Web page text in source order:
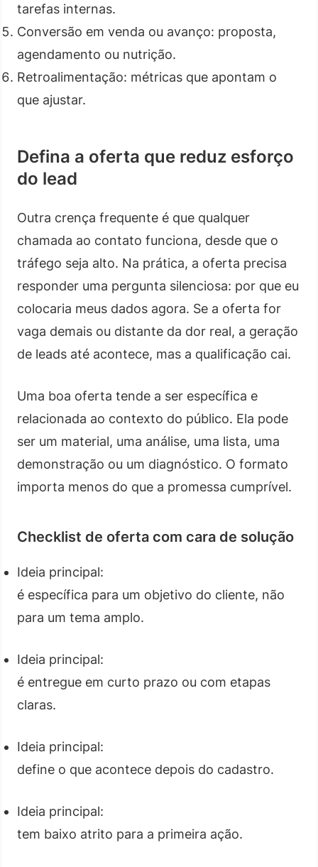
tarefas internas.
Conversão em venda ou avanço: proposta,
agendamento ou nutrição.
Retroalimentação: métricas que apontam o
que ajustar.
Defina a oferta que reduz esforço
do lead
Outra crença frequente é que qualquer
chamada ao contato funciona, desde que o
tráfego seja alto. Na prática, a oferta precisa
responder uma pergunta silenciosa: por que eu
colocaria meus dados agora. Se a oferta for
vaga demais ou distante da dor real, a geração
de leads até acontece, mas a qualificação cai.
Uma boa oferta tende a ser específica e
relacionada ao contexto do público. Ela pode
ser um material, uma análise, uma lista, uma
demonstração ou um diagnóstico. O formato
importa menos do que a promessa cumprível.
Checklist de oferta com cara de solução
Ideia principal:
é específica para um objetivo do cliente, não
para um tema amplo.
Ideia principal:
é entregue em curto prazo ou com etapas
claras.
Ideia principal:
define o que acontece depois do cadastro.
Ideia principal:
tem baixo atrito para a primeira ação.